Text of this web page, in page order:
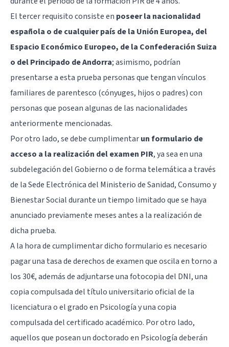
El tercer requisito consiste en poseer la nacionalidad
española o de cualquier país de la Unión Europea, del
Espacio Económico Europeo, de la Confederación Suiza
o del Principado de Andorra; asimismo, podrían
presentarse a esta prueba personas que tengan vínculos
familiares de parentesco (cónyuges, hijos o padres) con
personas que posean algunas de las nacionalidades
anteriormente mencionadas.
Por otro lado, se debe cumplimentarun formulario de
acceso a la realización del examen PIR, ya sea en una
subdelegación del Gobierno o de forma telemática a través
de la Sede Electrónica del Ministerio de Sanidad, Consumo y
Bienestar Social durante un tiempo limitado que se haya
anunciado previamente meses antes a la realización de
dicha prueba.
A la hora de cumplimentar dicho formulario es necesario
pagar una tasa de derechos de examen que oscila en torno a
los 30€, además de adjuntarse una fotocopia del DNI, una
copia compulsada del título universitario oficial de la
licenciatura o el grado en Psicología y una copia
compulsada del certificado académico. Por otro lado,
aquellos que posean un doctorado en Psicología deberán